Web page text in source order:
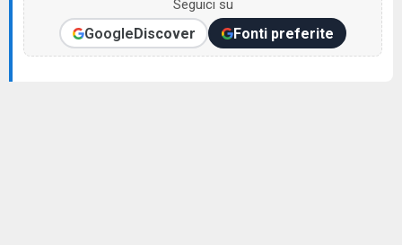
Seguici su
GoogleDiscover Fonti preferite